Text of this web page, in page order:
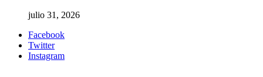
julio 31, 2026
Facebook
Twitter
Instagram